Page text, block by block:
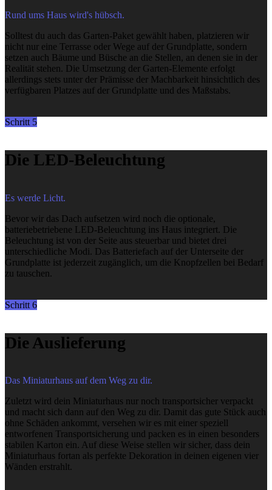
Rund ums Haus wird's hübsch.
Solltest du auch das Garten-Paket gewählt haben, platzieren wir
nicht nur eine Terrasse oder Wege auf der Grundplatte, sondern
setzen auch Bäume und Büsche an die Stellen, an denen sie in der
Realität stehen. Die Umsetzung der Garten-Elemente erfolgt
allerdings stets unter der Prämisse der Machbarkeit hinsichtlich des
verfügbaren Platzes auf der Grundplatte und des Maßstabs.
Schritt 5
Die LED-Beleuchtung
Es werde Licht.
Bevor wir das Dach aufsetzen wird noch die optionale,
batteriebetriebene LED-Beleuchtung ins Haus integriert. Die
Beleuchtung ist von der Seite aus steuerbar und bietet drei
unterschiedliche Modi. Das Batteriefach auf der Unterseite der
Grundplatte ist jederzeit zugänglich, um die Knopfzellen bei Bedarf
zu tauschen.
Schritt 6
Die Auslieferung
Das Miniaturhaus auf dem Weg zu dir.
Zuletzt wird dein Miniaturhaus nur noch transportsicher verpackt
und macht sich dann auf den Weg zu dir. Damit das gute Stück auch
ohne Schäden ankommt, versehen wir es mit einer speziell
entworfenen Transportsicherung und packen es in einen besonders
stabilen Karton ein. Auf diese Weise stellen wir sicher, dass dein
Miniaturhaus fortan als perfekte Dekoration in deinen eigenen vier
Wänden erstrahlt.